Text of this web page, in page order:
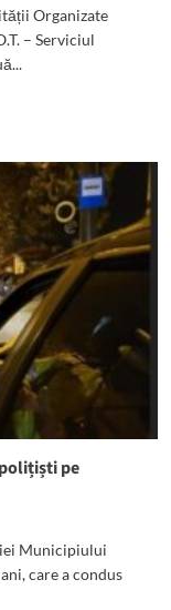
Organizate
– Serviciul
pe
Municipiului
care a condus